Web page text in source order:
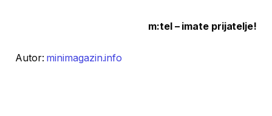
m:tel – imate prijatelje!
Autor: minimagazin.info